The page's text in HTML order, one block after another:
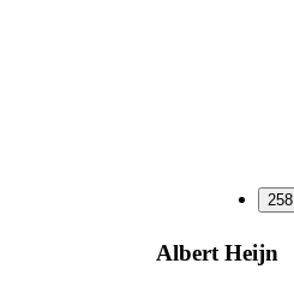
258
Albert Heijn